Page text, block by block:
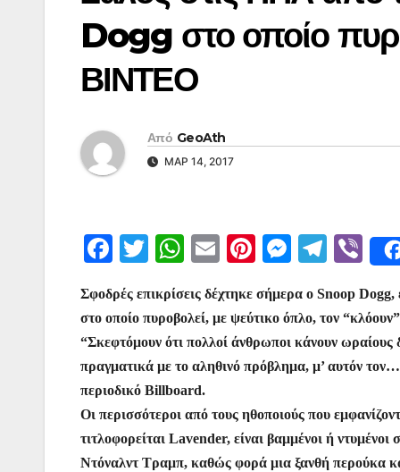
Dogg στο οποίο
ΒΙΝΤΕΟ
Από GeoAth
ΜΑΡ 14, 2017
F
c
e
b
o
o
k
T
itt
er
W
at
s
A
p
p
E
ai
l
Pi
er
e
st
M
s
s
e
g
er
T
e
gr
a
Vi
b
er
Σφοδρές επικρίσεις δέχτηκε σήμερα ο Snoop
στο οποίο πυροβολεί, με ψεύτικο όπλο, τον
“Σκεφτόμουν ότι πολλοί άνθρωποι κάνουν ωραίους
πραγματικά με το αληθινό πρόβλημα, μ’ αυτόν
περιοδικό Billboard.
Οι περισσότεροι από τους ηθοποιούς που
τιτλοφορείται Lavender, είναι βαμμένοι ή
Ντόναλντ Τραμπ, καθώς φορά μια ξανθή περούκα